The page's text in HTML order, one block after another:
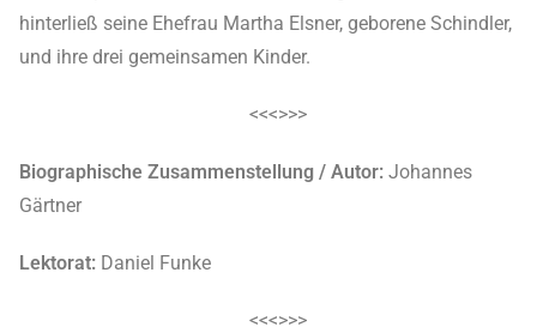
hinterließ seine Ehefrau Martha Elsner, geborene Schindler,
und ihre drei gemeinsamen Kinder.
<<<>>>
Biographische Zusammenstellung / Autor: Johannes
Gärtner
Lektorat: Daniel Funke
<<<>>>